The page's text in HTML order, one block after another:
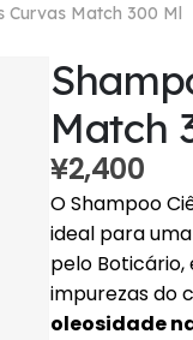
Curvas Match 300 Ml
Match
¥2,400
O Shampoo
ideal para
pelo
impurezas do
oleosidade